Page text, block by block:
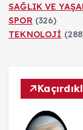
SAĞLIK VE
SPOR (326)
TEKNOLOJİ